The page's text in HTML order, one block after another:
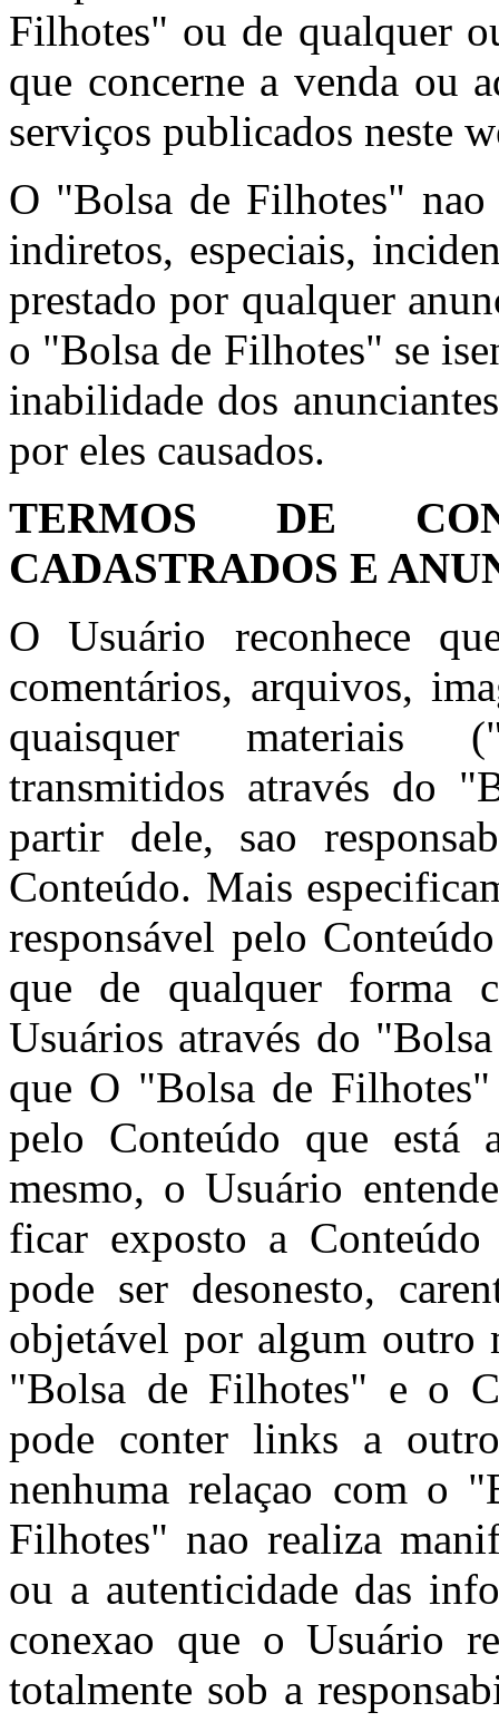
Filhotes" ou de qualquer
que concerne a venda ou
serviços publicados neste
O "Bolsa de Filhotes" nao
indiretos, especiais,
prestado por qualquer
o "Bolsa de Filhotes" se
inabilidade dos
por eles causados.
TERMOS DE
CADASTRADOS E
O Usuário reconhece
comentários, arquivos,
quaisquer materiais
transmitidos através do
partir dele, sao
Conteúdo. Mais
responsável pelo
que de qualquer forma
Usuários através do
que O "Bolsa de
pelo Conteúdo que está
mesmo, o Usuário
ficar exposto a
pode ser desonesto,
objetável por algum outro
"Bolsa de Filhotes" e o
pode conter links a
nenhuma relaçao com o
Filhotes" nao realiza
ou a autenticidade das
conexao que o Usuário
totalmente sob a